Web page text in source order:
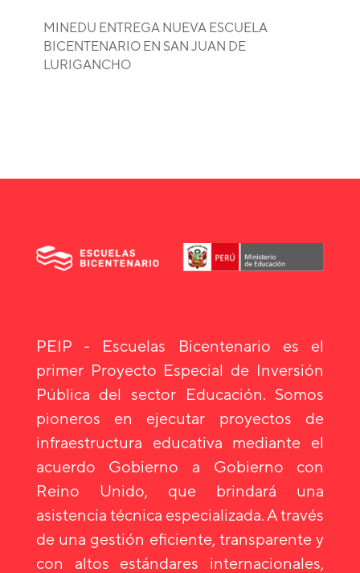
MINEDU ENTREGA NUEVA ESCUELA
BICENTENARIO EN SAN JUAN DE
LURIGANCHO
PEIP - Escuelas Bicentenario es el
primer Proyecto Especial de Inversión
Pública del sector Educación. Somos
pioneros en ejecutar proyectos de
infraestructura educativa mediante el
acuerdo Gobierno a Gobierno con
Reino Unido, que brindará una
asistencia técnica especializada. A través
de una gestión eficiente, transparente y
con altos estándares internacionales,